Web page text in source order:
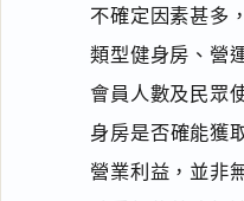
不確定因素甚多
類型健身房、營
會員人數及民眾
身房是否確能獲
營業利益，並非